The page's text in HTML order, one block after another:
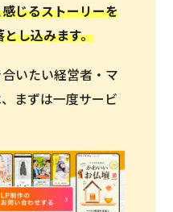
じるストーリーを
し込みます。
いたい経営者・マ
まずは一度サービ